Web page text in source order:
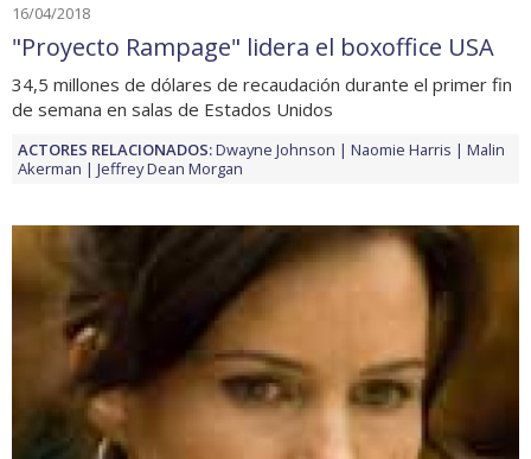
16/04/2018
"Proyecto Rampage" lidera el boxoffice USA
34,5 millones de dólares de recaudación durante el primer fin
de semana en salas de Estados Unidos
ACTORES RELACIONADOS:Dwayne Johnson Naomie Harris
Malin
Akerman
Jeffrey Dean Morgan